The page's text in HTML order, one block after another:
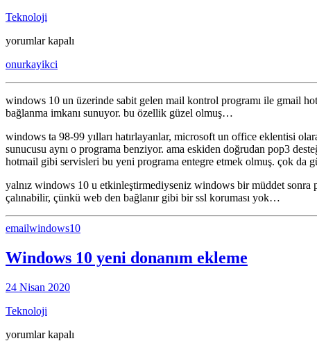
Teknoloji
Windows
email
yorumlar kapalı
onurkayikci
windows 10 un üzerinde sabit gelen mail kontrol programı ile gmail
bağlanma imkanı sunuyor. bu özellik güzel olmuş…
windows ta 98-99 yılları hatırlayanlar, microsoft un office eklentisi
sunucusu aynı o programa benziyor. ama eskiden doğrudan pop3
hotmail gibi servisleri bu yeni programa entegre etmek olmuş. çok da
yalnız windows 10 u etkinleştirmediyseniz windows bir müddet sonra
çalınabilir, çünkü web den bağlanır gibi bir ssl koruması yok…
emailwindows10
Windows 10 yeni donanım ekleme
24 Nisan 2020
Teknoloji
Windows
yorumlar kapalı